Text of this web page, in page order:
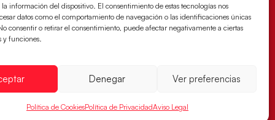
información del dispositivo. El consentimiento de estas tecnologías nos
datos como el comportamiento de navegación o las identificaciones únicas
consentir o retirar el consentimiento, puede afectar negativamente a ciertas
y funciones.
Denegar Ver preferencias
Política de CookiesPolítica de PrivacidadAviso Legal